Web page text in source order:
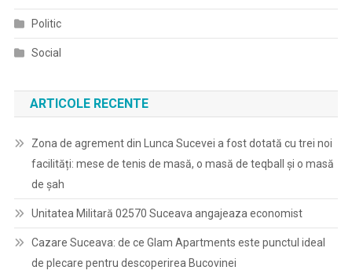
Politic
Social
ARTICOLE RECENTE
Zona de agrement din Lunca Sucevei a fost dotată cu trei noi
facilități: mese de tenis de masă, o masă de teqball și o masă
de șah
Unitatea Militară 02570 Suceava angajeaza economist
Cazare Suceava: de ce Glam Apartments este punctul ideal
de plecare pentru descoperirea Bucovinei